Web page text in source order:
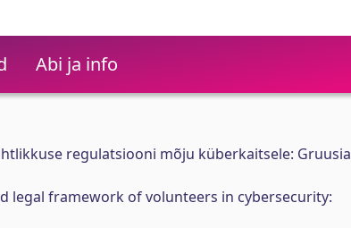
Abi ja info
regulatsiooni mõju küberkaitsele: Gruusia
legal framework of volunteers in cybersecurity: